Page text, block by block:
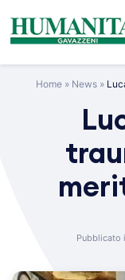
content
Home» News»
Pubblicato